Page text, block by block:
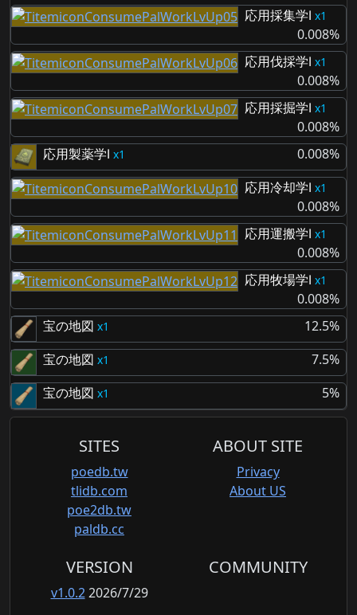
応用採集学Ⅰ
1
0.008%
応用伐採学Ⅰ
1
0.008%
応用採掘学Ⅰ
1
0.008%
応用製薬学Ⅰ
1
0.008%
応用冷却学Ⅰ
1
0.008%
応用運搬学Ⅰ
1
0.008%
応用牧場学Ⅰ
1
0.008%
宝の地図
1
12.5%
宝の地図
1
7.5%
宝の地図
1 5%
SITES
poedb.tw
tlidb.com
poe2db.tw
paldb.cc
ABOUT SITE
Privacy
About US
VERSION
v1.0.22026/7/29
COMMUNITY